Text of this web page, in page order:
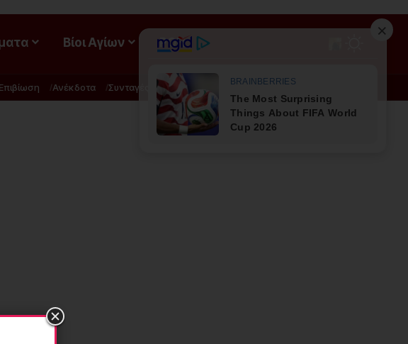
Βίοι Αγίων ΡΟΗ
Επιβίωση Ανέκδοτα Συνταγές Διατροφή - Φυσική Ιατρική